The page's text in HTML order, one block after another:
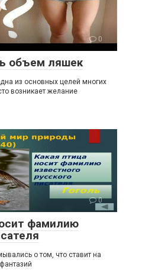
0
объем ляшек
из основных целей многих
возникает желание
0
фамилию
о том, что ставит на